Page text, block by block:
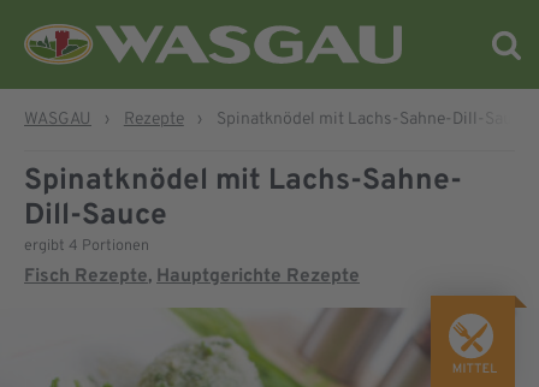
WASGAU › Rezepte › Spinatknödel mit Lachs-Sahne-Dill-Sauce
Spinatknödel mit Lachs-Sahne-
Dill-Sauce
ergibt 4 Portionen
Fisch Rezepte, Hauptgerichte Rezepte